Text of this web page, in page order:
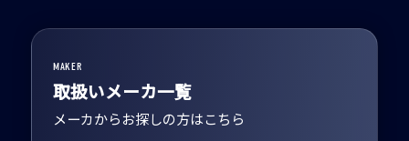
MAKER
取扱いメーカ一覧
メーカからお探しの方はこちら